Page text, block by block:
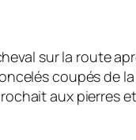
sur la route
coupés de
aux pierres